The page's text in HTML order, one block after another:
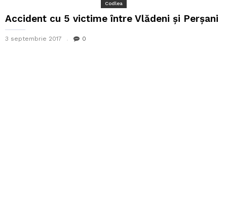
Codlea
Accident cu 5 victime între Vlădeni și Perșani
3 septembrie 2017 0